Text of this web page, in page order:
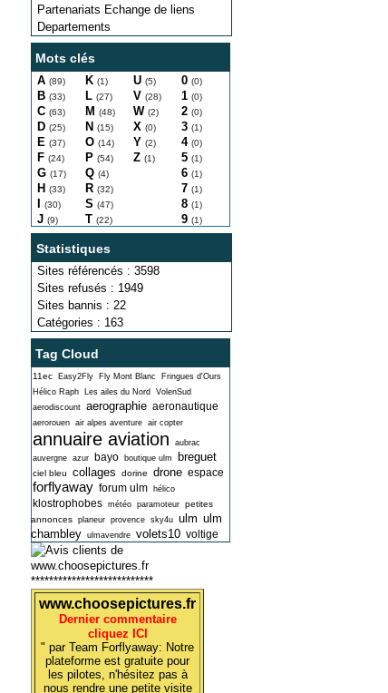
Partenariats Echange de liens
Departements
Mots clés
A (89)
B (33)
C (63)
D (25)
E (37)
F (24)
G (17)
H (33)
(30)
J (9)
K (1)
L (27)
M (48)
N (15)
O (14)
P (54)
Q (4)
R (32)
S (47)
T (22)
U (5)
V (28)
W (2)
X (0)
Y (2)
Z (1)
0 (0)
1 (0)
2 (0)
3 (1)
4 (0)
5 (1)
6 (1)
7 (1)
8 (1)
9 (1)
Statistiques
Sites référencés : 3598
Sites refusés : 1949
Sites bannis : 22
Catégories : 163
Tag Cloud
11ec Easy2Fly Fly Mont Blanc
Fringues d'Ours
Hélico Raph
Les ailes du Nord
VolenSud
aerodiscount aerographie aeronautique
aerorouen air alpes aventure air copter
annuaire aviation
aubrac
auvergne azur bayo boutique ulm breguet
ciel bleu collages dorine drone espace
forflyaway forum ulm hélico
klostrophobes météo paramoteur petites
annonces planeur provence sky4u ulm ulm
chambley ulmavendre volets10 voltige
***************************
www.choosepictures.fr
Dernier commentaire
cliquez ICI
" par Team Forflyaway: Notre
plateforme est gratuite pour
les pilotes, n'hésitez pas à
nous rendre une petite visite